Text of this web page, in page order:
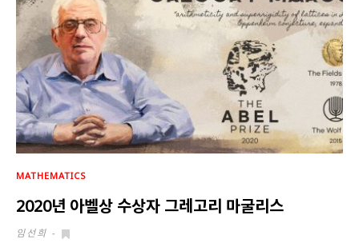
MATHEMATICS
2020년 아벨상 수상자 그레고리 마굴리스
임선희 -